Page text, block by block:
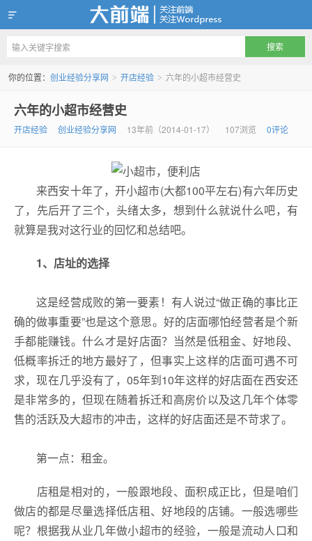
创业经验分享网
你的位置： 创业经验分享网 > 开店经验 > 六年的小超市经营史
六年的小超市经营史
开店经验 创业经验分享网 13年前（2014-01-17） 107浏览 0评论
来西安十年了，开小超市(大都100平左右)有六年历史
了，先后开了三个，头绪太多，想到什么就说什么吧，有
就算是我对这行业的回忆和总结吧。
1、 店址的选择
这是经营成败的第一要素！有人说过“做正确的事比正
确的做事重要”也是这个意思。好的店面哪怕经营者是个新
手都能赚钱。什么才是好店面？当然是低租金、好地段、
低概率拆迁的地方最好了，但事实上这样的店面可遇不可
求，现在几乎没有了，05年到10年这样的好店面在西安还
是非常多的，但现在随着拆迁和高房价以及这几年个体零
售的活跃及大超市的冲击，这样的好店面还是不苛求了。
第一点：租金。
店租是相对的，一般跟地段、面积成正比，但是咱们
做店的都是尽量选择低店租、好地段的店铺。一般选哪些
呢？根据我从业几年做小超市的经验，一般是流动人口和